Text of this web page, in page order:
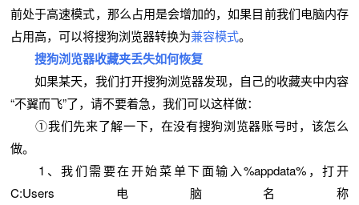
前处于高速模式，那么占用是会增加的，如果目前我们电脑内存
占用高，可以将搜狗浏览器转换为兼容模式。
搜狗浏览器收藏夹丢失如何恢复
如果某天，我们打开搜狗浏览器发现，自己的收藏夹中内容
“不翼而飞”了，请不要着急，我们可以这样做：
①我们先来了解一下，在没有搜狗浏览器账号时，该怎么
做。
1、我们需要在开始菜单下面输入%appdata%，打开
C:Users电脑名称